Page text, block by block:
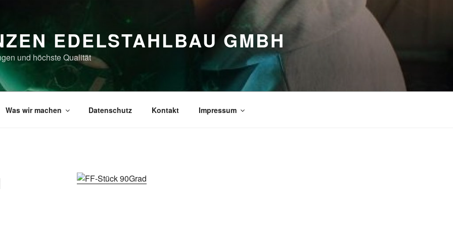
EDELSTAHLBAU GMBH
und höchste Qualität
Was wir machen Datenschutz Kontakt Impressum